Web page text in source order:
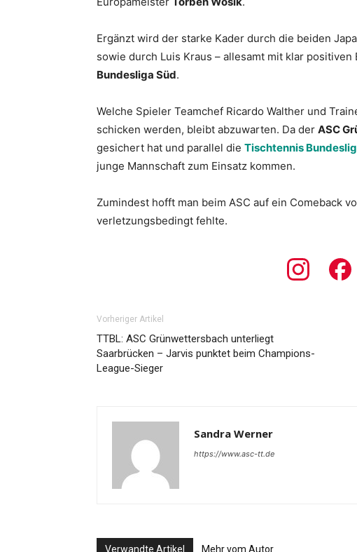
Ergänzt wird der starke Kader durch die beiden
sowie durch Luis Kraus – allesamt mit klar
Bundesliga Süd.
Welche Spieler Teamchef Ricardo Walther und
schicken werden, bleibt abzuwarten. Da der ASC
gesichert hat und parallel die Tischtennis
junge Mannschaft zum Einsatz kommen.
Zumindest hofft man beim ASC auf ein Comeback
verletzungsbedingt fehlte.
Vorheriger Artikel
TTBL: ASC Grünwettersbach unterliegt
Saarbrücken – Jarvis punktet beim Champions-
League-Sieger
Sandra Werner
https://www.asc-tt.de
Verwandte Artikel Mehr vom Autor